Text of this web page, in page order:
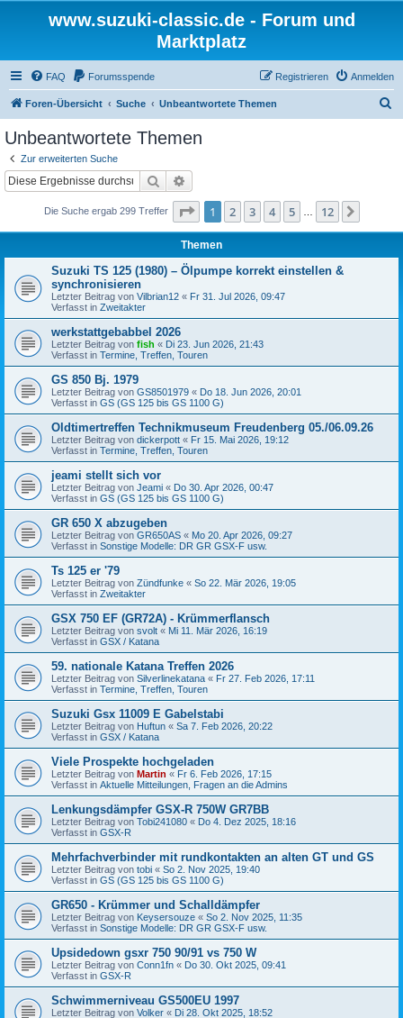
www.suzuki-classic.de - Forum und
Marktplatz
FAQ Forumsspende Anmelden
Registrieren
Foren-Übersicht Suche Unbeantwortete Themen
Unbeantwortete Themen
Zur erweiterten Suche
Suche
Die Suche ergab 299 Treffer Seite 1von 12
1 2 3 4 5 12
Themen
Suzuki TS 125 (1980) – Ölpumpe korrekt einstellen &
synchronisieren
Letzter Beitrag von Vilbrian12 « Fr 31. Jul 2026, 09:47
Verfasst in Zweitakter
werkstattgebabbel 2026
Letzter Beitrag von fish « Di 23. Jun 2026, 21:43
Verfasst in Termine, Treffen, Touren
GS 850 Bj. 1979
Letzter Beitrag von GS8501979 « Do 18. Jun 2026, 20:01
Verfasst in GS (GS 125 bis GS 1100 G)
Oldtimertreffen Technikmuseum Freudenberg 05./06.09.26
Letzter Beitrag von dickerpott « Fr 15. Mai 2026, 19:12
Verfasst in Termine, Treffen, Touren
jeami stellt sich vor
Letzter Beitrag von Jeami « Do 30. Apr 2026, 00:47
Verfasst in GS (GS 125 bis GS 1100 G)
GR 650 X abzugeben
Letzter Beitrag von GR650AS « Mo 20. Apr 2026, 09:27
Verfasst in Sonstige Modelle: DR GR GSX-F usw.
Ts 125 er '79
Letzter Beitrag von Zündfunke « So 22. Mär 2026, 19:05
Verfasst in Zweitakter
GSX 750 EF (GR72A) - Krümmerflansch
Letzter Beitrag von svolt « Mi 11. Mär 2026, 16:19
Verfasst in GSX / Katana
59. nationale Katana Treffen 2026
Letzter Beitrag von Silverlinekatana « Fr 27. Feb 2026, 17:11
Verfasst in Termine, Treffen, Touren
Suzuki Gsx 11009 E Gabelstabi
Letzter Beitrag von Huftun « Sa 7. Feb 2026, 20:22
Verfasst in GSX / Katana
Viele Prospekte hochgeladen
Letzter Beitrag von Martin « Fr 6. Feb 2026, 17:15
Verfasst in Aktuelle Mitteilungen, Fragen an die Admins
Lenkungsdämpfer GSX-R 750W GR7BB
Letzter Beitrag von Tobi241080 « Do 4. Dez 2025, 18:16
Verfasst in GSX-R
Mehrfachverbinder mit rundkontakten an alten GT und GS
Letzter Beitrag von tobi « So 2. Nov 2025, 19:40
Verfasst in GS (GS 125 bis GS 1100 G)
GR650 - Krümmer und Schalldämpfer
Letzter Beitrag von Keysersouze « So 2. Nov 2025, 11:35
Verfasst in Sonstige Modelle: DR GR GSX-F usw.
Upsidedown gsxr 750 90/91 vs 750 W
Letzter Beitrag von Conn1fn « Do 30. Okt 2025, 09:41
Verfasst in GSX-R
Schwimmerniveau GS500EU 1997
Letzter Beitrag von Volker « Di 28. Okt 2025, 18:52